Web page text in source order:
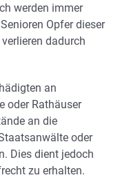
werden immer
Opfer dieser
dadurch
an
oder Rathäuser
an die
oder
Dies dient jedoch
zu erhalten.